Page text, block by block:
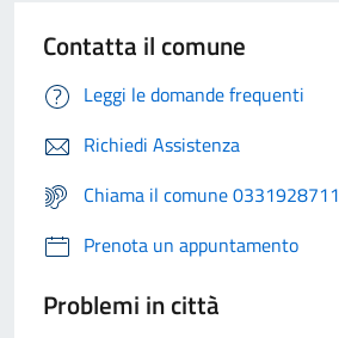
Contatta il comune
Leggi le domande frequenti
Richiedi Assistenza
Chiama il comune 0331928711
Prenota un appuntamento
Problemi in città